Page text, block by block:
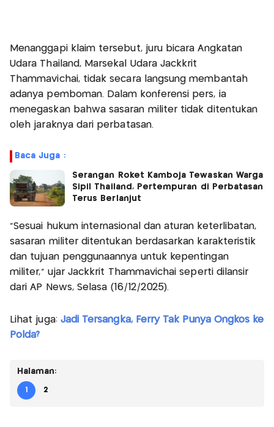
Menanggapi klaim tersebut, juru bicara Angkatan
Udara Thailand, Marsekal Udara Jackkrit
Thammavichai, tidak secara langsung membantah
adanya pemboman. Dalam konferensi pers, ia
menegaskan bahwa sasaran militer tidak ditentukan
oleh jaraknya dari perbatasan.
Baca Juga :
Serangan Roket Kamboja Tewaskan Warga
Sipil Thailand, Pertempuran di Perbatasan
Terus Berlanjut
"Sesuai hukum internasional dan aturan keterlibatan,
sasaran militer ditentukan berdasarkan karakteristik
dan tujuan penggunaannya untuk kepentingan
militer," ujar Jackkrit Thammavichai seperti dilansir
dari AP News, Selasa (16/12/2025).
Lihat juga: Jadi Tersangka, Ferry Tak Punya Ongkos ke
Polda?
Halaman:
1 2